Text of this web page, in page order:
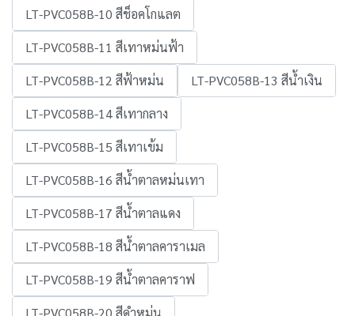
LT-PVC058B-10 สีช็อคโกแลต
LT-PVC058B-11 สีเทาหม่นฟ้า
LT-PVC058B-12 สีฟ้าหม่น
LT-PVC058B-13 สีน้ำเงิน
LT-PVC058B-14 สีเทากลาง
LT-PVC058B-15 สีเทาเข้ม
LT-PVC058B-16 สีน้ำตาลหม่นเทา
LT-PVC058B-17 สีน้ำตาลแดง
LT-PVC058B-18 สีน้ำตาลคาราเมล
LT-PVC058B-19 สีน้ำตาลคาราฟ
LT-PVC058B-20 สีดำหม่น